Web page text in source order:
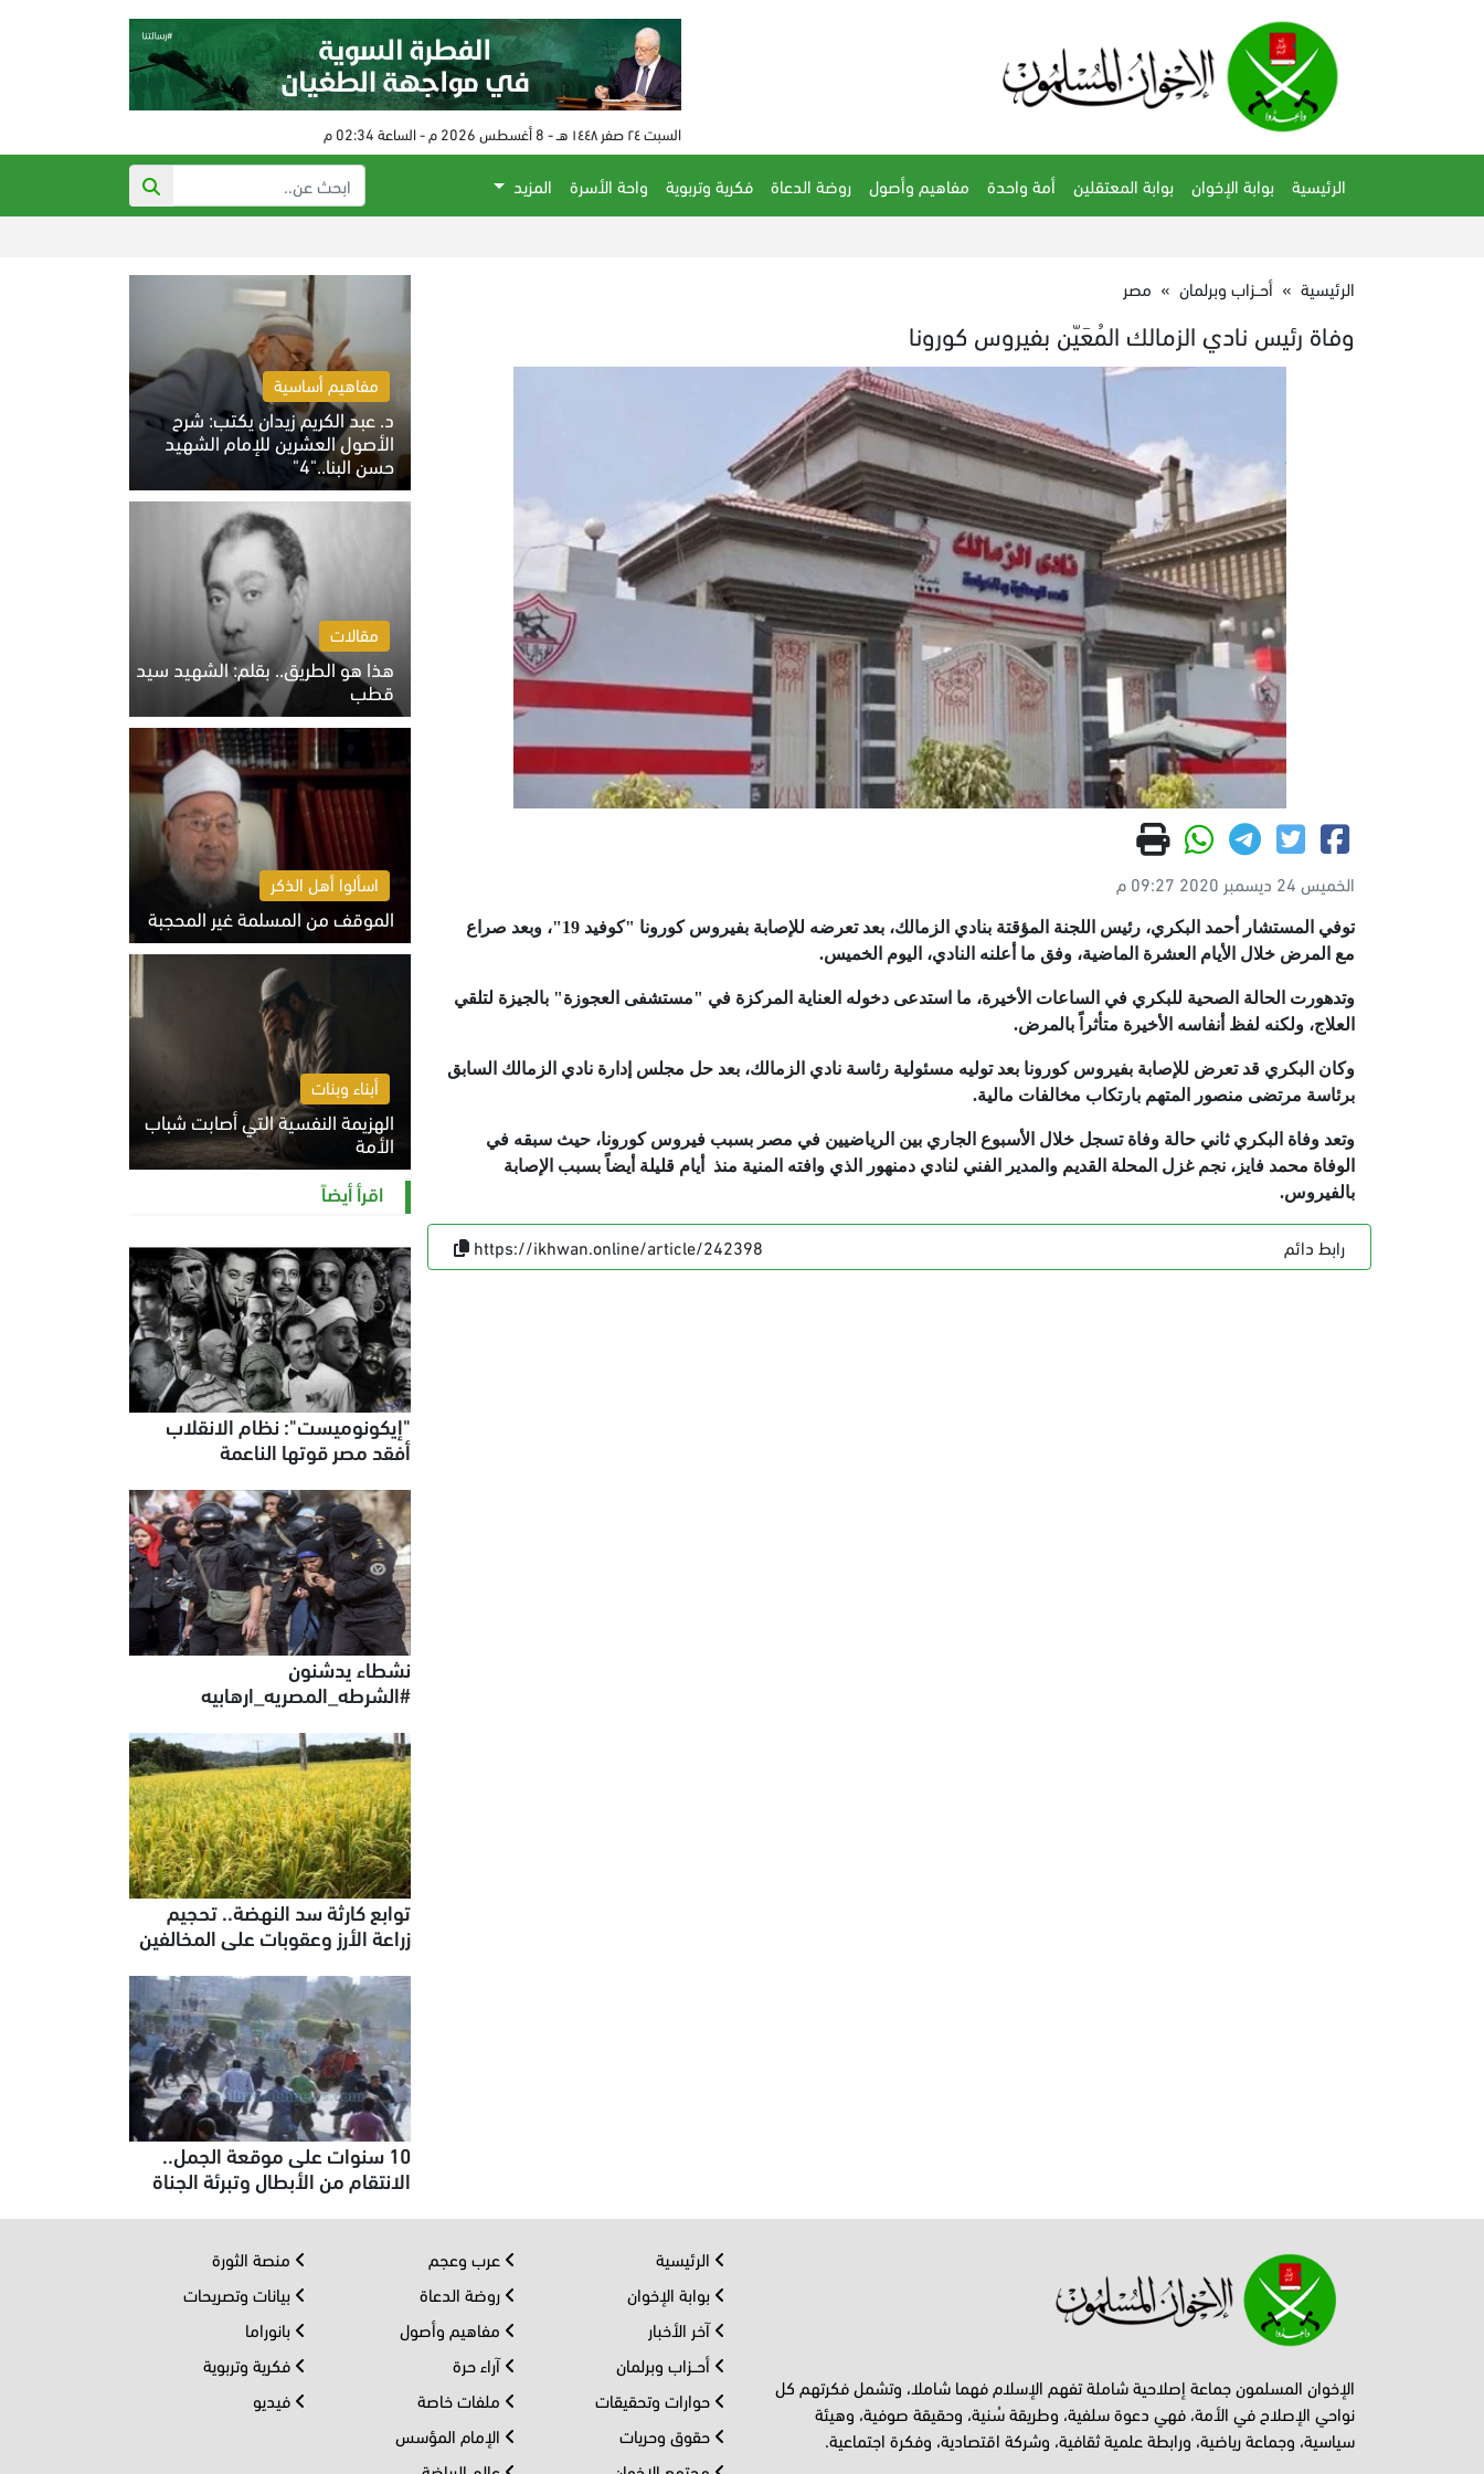
السبت ٢٤ صفر ١٤٤٨ هـ - 8 أغسطس 2026 م - الساعة 02:34 م
الرئيسية بوابة الإخوان بوابة المعتقلين أمة واحدة مفاهيم وأصول روضة الدعاة فكرية وتربوية واحة الأسرة
المزيد
الرئيسية » أحــزاب وبرلمان » مصر
وفاة رئيس نادي الزمالك المُعَيّن بفيروس كورونا
الخميس 24 ديسمبر 2020 09:27 م
توفي المستشار أحمد البكري، رئيس اللجنة المؤقتة بنادي الزمالك، بعد تعرضه للإصابة بفيروس كورونا "كوفيد 19"، وبعد صراع
مع المرض خلال الأيام العشرة الماضية، وفق ما أعلنه النادي، اليوم الخميس.
وتدهورت الحالة الصحية للبكري في الساعات الأخيرة، ما استدعى دخوله العناية المركزة في "مستشفى العجوزة" بالجيزة لتلقي
العلاج، ولكنه لفظ أنفاسه الأخيرة متأثراً بالمرض.
وكان البكري قد تعرض للإصابة بفيروس كورونا بعد توليه مسئولية رئاسة نادي الزمالك، بعد حل مجلس إدارة نادي الزمالك السابق
برئاسة مرتضى منصور المتهم بارتكاب مخالفات مالية.
وتعد وفاة البكري ثاني حالة وفاة تسجل خلال الأسبوع الجاري بين الرياضيين في مصر بسبب فيروس كورونا، حيث سبقه في
الوفاة محمد فايز، نجم غزل المحلة القديم والمدير الفني لنادي دمنهور الذي وافته المنية منذ أيام قليلة أيضاً بسبب الإصابة
بالفيروس.
رابط دائم https://ikhwan.online/article/242398
مفاهيم أساسية
د. عبد الكريم زيدان يكتب: شرح
الأصول العشرين للإمام الشهيد
حسن البنا.."4"
الخميس 6 أغسطس 2026 10:27 ص
مقالات
هذا هو الطريق.. بقلم: الشهيد سيد
قطب
الخميس 6 أغسطس 2026 10:52 ص
اسألوا أهل الذكر
الموقف من المسلمة غير المحجبة
الخميس 6 أغسطس 2026 10:45 ص
أبناء وبنات
الهزيمة النفسية التي أصابت شباب
الأمة
الخميس 6 أغسطس 2026 11:12 ص
اقرأ أيضاً
"إيكونوميست": نظام الانقلاب
أفقد مصر قوتها الناعمة
نشطاء يدشنون
#الشرطه_المصريه_ارهابيه
توابع كارثة سد النهضة.. تحجيم
زراعة الأرز وعقوبات على المخالفين
10 سنوات على موقعة الجمل..
الانتقام من الأبطال وتبرئة الجناة
الإخوان المسلمون جماعة إصلاحية شاملة تفهم الإسلام فهما شاملا، وتشمل فكرتهم كل
نواحي الإصلاح في الأمة، فهي دعوة سلفية، وطريقة سُنية، وحقيقة صوفية، وهيئة
سياسية، وجماعة رياضية، ورابطة علمية ثقافية، وشركة اقتصادية، وفكرة اجتماعية.
الرئيسية
بوابة الإخوان
آخر الأخبار
أحــزاب وبرلمان
حوارات وتحقيقات
حقوق وحريات
عرب وعجم
روضة الدعاة
مفاهيم وأصول
آراء حرة
ملفات خاصة
الإمام المؤسس
منصة الثورة
بيانات وتصريحات
بانوراما
فكرية وتربوية
فيديو